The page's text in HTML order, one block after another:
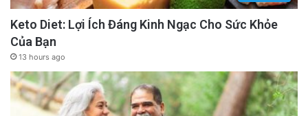
Keto Diet: Lợi Ích Đáng Kinh Ngạc Cho Sức Khỏe
Của Bạn
13 hours ago